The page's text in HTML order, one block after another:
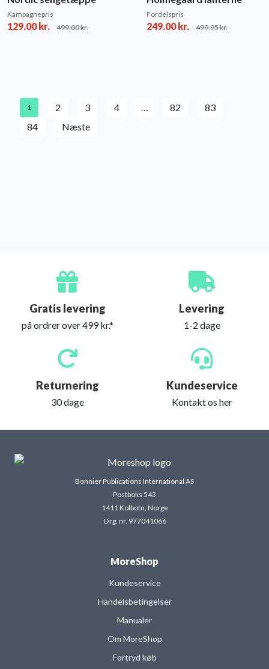
Kampagnepris
129.00kr. 499.00kr.
Fordelspris
249.00kr. 499.95kr.
1 2 3 4 … 82
83
84
Næste
Gratis levering
på ordrer over 499 kr.*
Levering
1-2 dage
Returnering
30 dage
Kundeservice
Kontakt os her
Bonnier Publications International AS
Postboks 543
1411 Kolbotn, Norge
Org. nr. 977041066
MoreShop
Kundeservice
Handelsbetingelser
Manualer
Om MoreShop
Fortryd køb